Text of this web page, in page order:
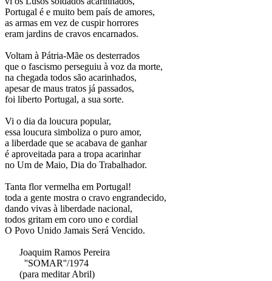
Portugal é e muito bem país de amores,
as armas em vez de cuspir horrores
eram jardins de cravos encarnados.
Voltam à Pátria-Mãe os desterrados
que o fascismo perseguiu à voz da morte,
na chegada todos são acarinhados,
apesar de maus tratos já passados,
foi liberto Portugal, a sua sorte.
Vi o dia da loucura popular,
essa loucura simboliza o puro amor,
a liberdade que se acabava de ganhar
é aproveitada para a tropa acarinhar
no Um de Maio, Dia do Trabalhador.
Tanta flor vermelha em Portugal!
toda a gente mostra o cravo engrandecido,
dando vivas à liberdade nacional,
todos gritam em coro uno e cordial
O Povo Unido Jamais Será Vencido.
Joaquim Ramos Pereira
''SOMAR''/1974
(para meditar Abril)